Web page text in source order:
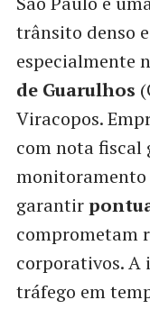
trânsito denso
especialmente
de Guarulhos
Viracopos.
com nota fiscal
monitoramento
garantir
comprometam
corporativos. A
tráfego em